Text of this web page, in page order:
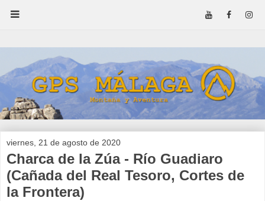
viernes, 21 de agosto de 2020
Charca de la Zúa - Río Guadiaro
(Cañada del Real Tesoro, Cortes de
la Frontera)